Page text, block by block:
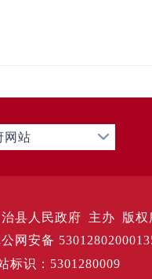
网站
县人民政府 主办 版
网安备
网站标识：